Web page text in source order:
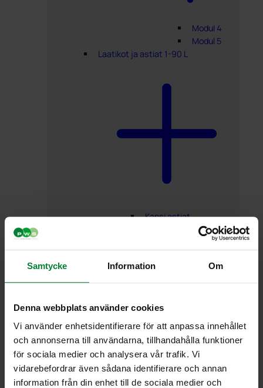
Samtycke Information Om
Denna webbplats använder cookies
Vi använder enhetsidentifierare för att anpassa innehållet
och annonserna till användarna, tillhandahålla funktioner
för sociala medier och analysera vår trafik. Vi
vidarebefordrar även sådana identifierare och annan
information från din enhet till de sociala medier och
Modul 4
Modul 5
Laatikot ja astiat 1-90 L
Kansi astiat
Avattava
kansi 60
litraa
Kansi 10
litran